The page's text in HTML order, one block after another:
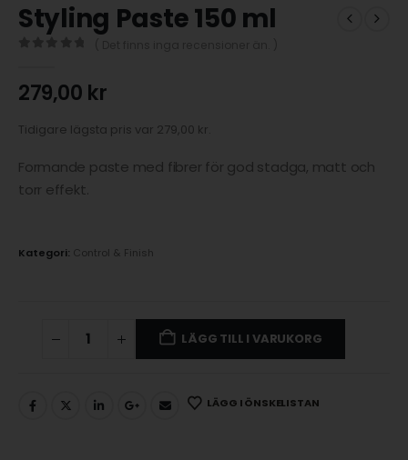
Styling Paste 150 ml
279,00 kr
Tidigare lägsta pris var 279,00 kr
Formande paste med fibrer för god stadga, matt och
torr effekt.
Kategori: Control & Finish
LÄGG TILL I VARUKORG
LÄGG I ÖNSKELISTAN